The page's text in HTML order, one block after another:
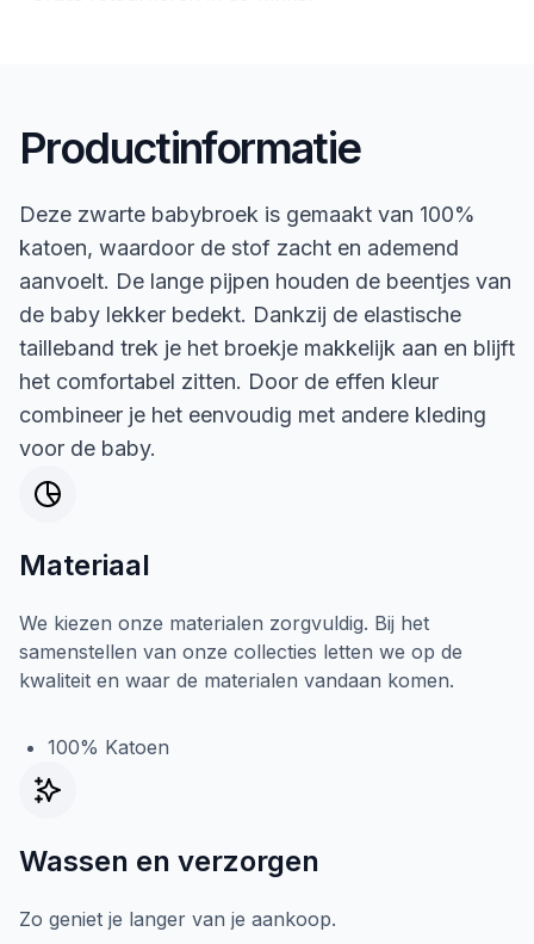
Productinformatie
Deze zwarte babybroek is gemaakt van 100%
katoen, waardoor de stof zacht en ademend
aanvoelt. De lange pijpen houden de beentjes van
de baby lekker bedekt. Dankzij de elastische
tailleband trek je het broekje makkelijk aan en blijft
het comfortabel zitten. Door de effen kleur
combineer je het eenvoudig met andere kleding
voor de baby.
Materiaal
We kiezen onze materialen zorgvuldig. Bij het
samenstellen van onze collecties letten we op de
kwaliteit en waar de materialen vandaan komen.
100% Katoen
Wassen en verzorgen
Zo geniet je langer van je aankoop.